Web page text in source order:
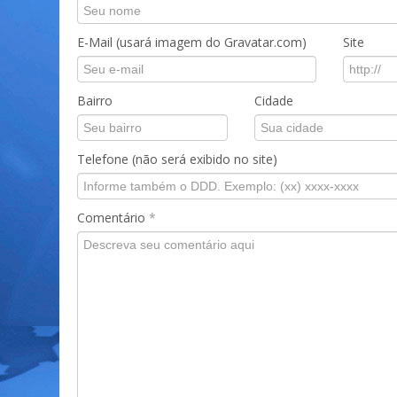
E-Mail (usará imagem do Gravatar.com) Site
Bairro Cidade
Telefone (não será exibido no site)
Comentário *